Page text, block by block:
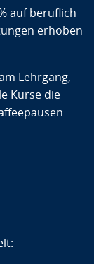
auf beruflich
erhoben
Lehrgang,
Kurse die